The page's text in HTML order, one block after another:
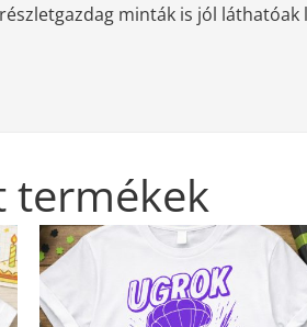
minták is jól
termékek